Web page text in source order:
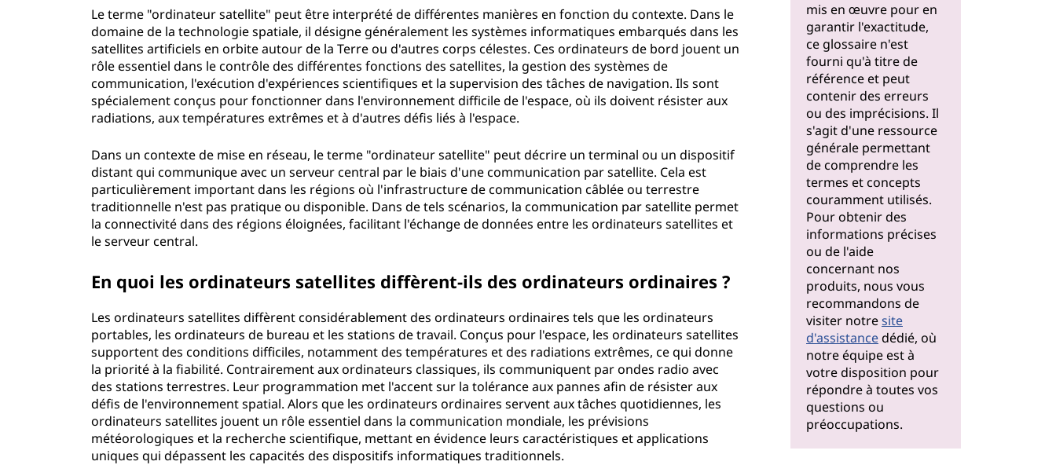
Le terme "ordinateur satellite" peut être interprété de différentes manières en fonction du contexte. Dans le
domaine de la technologie spatiale, il désigne généralement les systèmes informatiques embarqués dans les
satellites artificiels en orbite autour de la Terre ou d'autres corps célestes. Ces ordinateurs de bord jouent un
rôle essentiel dans le contrôle des différentes fonctions des satellites, la gestion des systèmes de
communication, l'exécution d'expériences scientifiques et la supervision des tâches de navigation. Ils sont
spécialement conçus pour fonctionner dans l'environnement difficile de l'espace, où ils doivent résister aux
radiations, aux températures extrêmes et à d'autres défis liés à l'espace.
Dans un contexte de mise en réseau, le terme "ordinateur satellite" peut décrire un terminal ou un dispositif
distant qui communique avec un serveur central par le biais d'une communication par satellite. Cela est
particulièrement important dans les régions où l'infrastructure de communication câblée ou terrestre
traditionnelle n'est pas pratique ou disponible. Dans de tels scénarios, la communication par satellite permet
la connectivité dans des régions éloignées, facilitant l'échange de données entre les ordinateurs satellites et
le serveur central.
En quoi les ordinateurs satellites diffèrent-ils des ordinateurs ordinaires ?
Les ordinateurs satellites diffèrent considérablement des ordinateurs ordinaires tels que les ordinateurs
portables, les ordinateurs de bureau et les stations de travail. Conçus pour l'espace, les ordinateurs satellites
supportent des conditions difficiles, notamment des températures et des radiations extrêmes, ce qui donne
la priorité à la fiabilité. Contrairement aux ordinateurs classiques, ils communiquent par ondes radio avec
des stations terrestres. Leur programmation met l'accent sur la tolérance aux pannes afin de résister aux
défis de l'environnement spatial. Alors que les ordinateurs ordinaires servent aux tâches quotidiennes, les
ordinateurs satellites jouent un rôle essentiel dans la communication mondiale, les prévisions
météorologiques et la recherche scientifique, mettant en évidence leurs caractéristiques et applications
uniques qui dépassent les capacités des dispositifs informatiques traditionnels.
mis en œuvre pour en
garantir l'exactitude,
ce glossaire n'est
fourni qu'à titre de
référence et peut
contenir des erreurs
ou des imprécisions. Il
s'agit d'une ressource
générale permettant
de comprendre les
termes et concepts
couramment utilisés.
Pour obtenir des
informations précises
ou de l'aide
concernant nos
produits, nous vous
recommandons de
visiter notresite
d'assistancedédié, où
notre équipe est à
votre disposition pour
répondre à toutes vos
questions ou
préoccupations.